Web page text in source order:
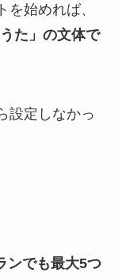
始めれば、
た」の文体で
設定しなかっ
ンでも最大5つ